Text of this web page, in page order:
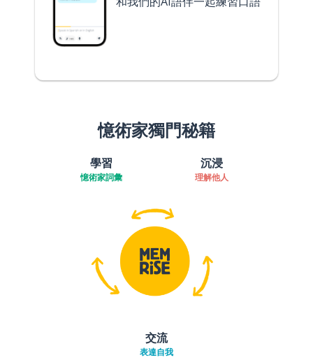
憶術家獨門秘籍
學習
憶術家詞彙
沉浸
理解他人
交流
表達自我